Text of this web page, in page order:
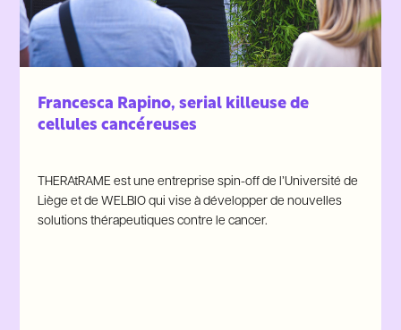
Francesca Rapino, serial killeuse de
cellules cancéreuses
THERAtRAME est une entreprise spin-off de l’Université de
Liège et de WELBIO qui vise à développer de nouvelles
solutions thérapeutiques contre le cancer.